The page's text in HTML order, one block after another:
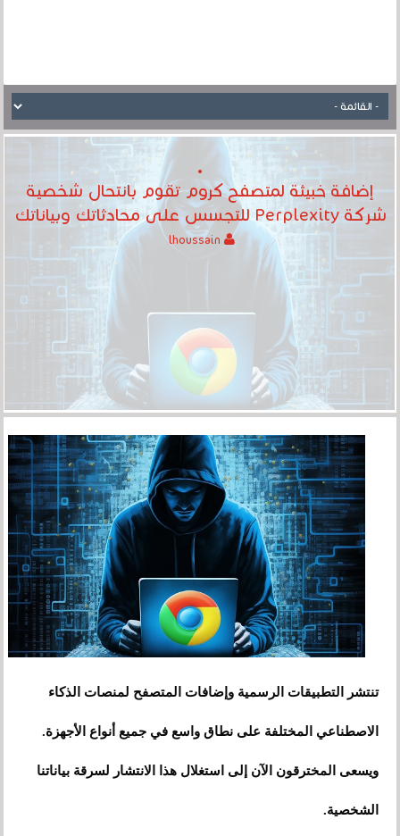
إضافة خبيثة لمتصفح كروم تقوم بانتحال شخصية
شركة Perplexity للتجسس على محادثاتك وبياناتك
تنتشر التطبيقات الرسمية وإضافات المتصفح لمنصات الذكاء
الاصطناعي المختلفة على نطاق واسع في جميع أنواع الأجهزة.
ويسعى المخترقون الآن إلى استغلال هذا الانتشار لسرقة بياناتنا
الشخصية.